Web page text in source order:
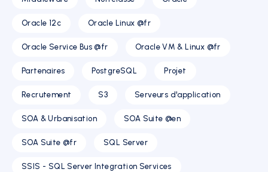
Oracle 12c Oracle Linux @fr
Oracle Service Bus @fr Oracle VM & Linux @fr
Partenaires PostgreSQL Projet
Recrutement S3 Serveurs d'application
SOA & Urbanisation SOA Suite @en
SOA Suite @fr SQL Server
SSIS - SQL Server Integration Services